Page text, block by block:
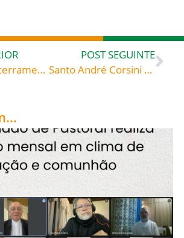
Missa de Encerramento do Acampamento na Paroquia Imaculada Conceição, Rio dos Cedros
POST SEGUINTE
Santo André Corsini e outros santos, celebrados hoje, 04, intercedei por todos nós!